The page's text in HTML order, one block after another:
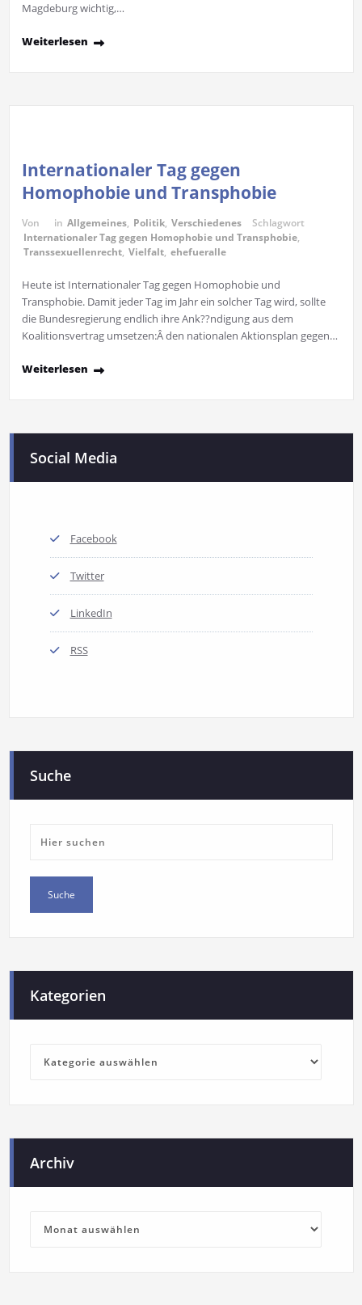
Magdeburg wichtig,…
Weiterlesen
Internationaler Tag gegen
Homophobie und Transphobie
Von in Allgemeines, Politik, Verschiedenes
Schlagwort
Internationaler Tag gegen Homophobie und Transphobie,
Transsexuellenrecht, Vielfalt, ehefueralle
Heute ist Internationaler Tag gegen Homophobie und
Transphobie. Damit jeder Tag im Jahr ein solcher Tag wird, sollte
die Bundesregierung endlich ihre Ank??ndigung aus dem
Koalitionsvertrag umsetzen:Â den nationalen Aktionsplan gegen…
Weiterlesen
Social Media
Facebook
Twitter
LinkedIn
RSS
Suche
Kategorien
Archiv